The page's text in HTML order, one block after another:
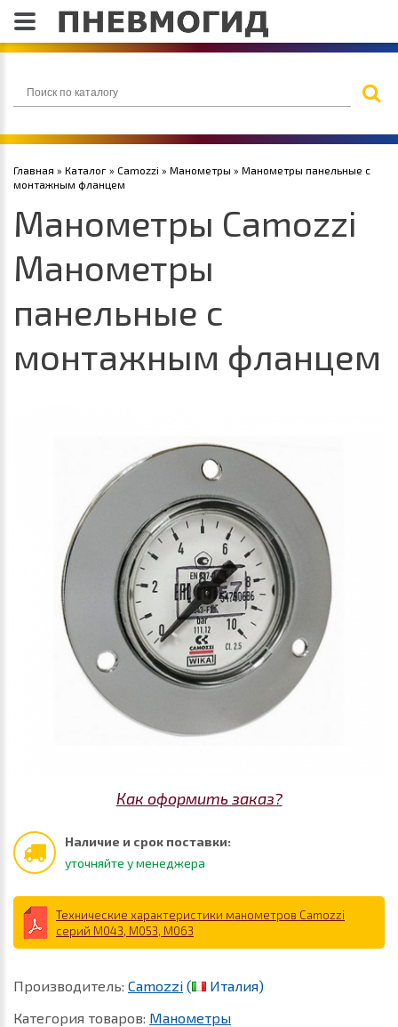
Главная » Каталог » Camozzi » Манометры » Манометры панельные с
монтажным фланцем
Манометры Camozzi
Манометры
панельные с
монтажным фланцем
Как оформить заказ?
Наличие и срок поставки:
уточняйте у менеджера
Технические характеристики манометров Camozzi
серий M043, M053, M063
Производитель: Camozzi (
Италия)
Категория товаров: Манометры